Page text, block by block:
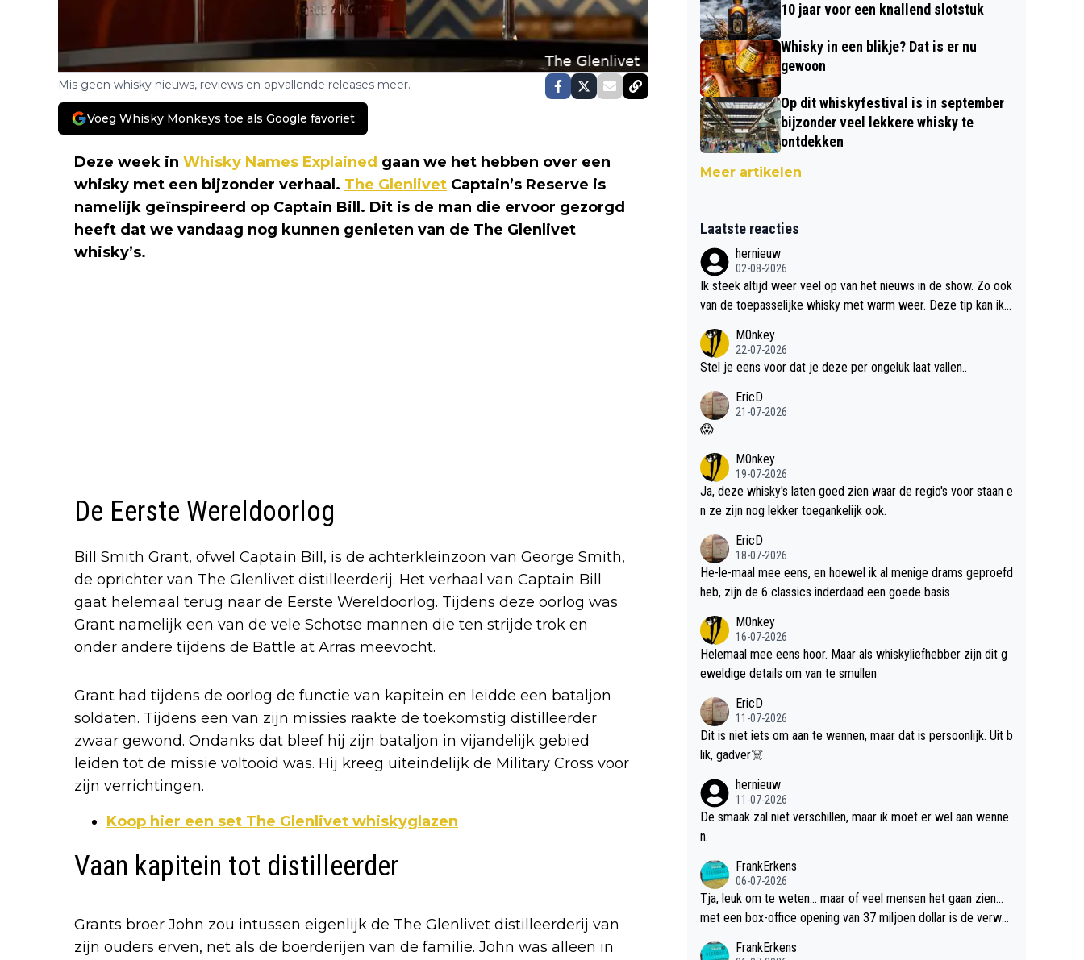
Mis geen whisky nieuws, reviews en opvallende releases meer.
Voeg Whisky Monkeys toe als Google favoriet
Deze week in Whisky Names Explained gaan we het hebben over een
whisky met een bijzonder verhaal. The Glenlivet Captain’s Reserve is
namelijk geïnspireerd op Captain Bill. Dit is de man die ervoor gezorgd
heeft dat we vandaag nog kunnen genieten van de The Glenlivet
whisky’s.
De Eerste Wereldoorlog
Bill Smith Grant, ofwel Captain Bill, is de achterkleinzoon van George Smith,
de oprichter van The Glenlivet distilleerderij. Het verhaal van Captain Bill
gaat helemaal terug naar de Eerste Wereldoorlog. Tijdens deze oorlog was
Grant namelijk een van de vele Schotse mannen die ten strijde trok en
onder andere tijdens de Battle at Arras meevocht.
Grant had tijdens de oorlog de functie van kapitein en leidde een bataljon
soldaten. Tijdens een van zijn missies raakte de toekomstig distilleerder
zwaar gewond. Ondanks dat bleef hij zijn bataljon in vijandelijk gebied
leiden tot de missie voltooid was. Hij kreeg uiteindelijk de Military Cross voor
zijn verrichtingen.
Koop hier een set The Glenlivet whiskyglazen
Vaan kapitein tot distilleerder
Grants broer John zou intussen eigenlijk de The Glenlivet distilleerderij van
zijn ouders erven, net als de boerderijen van de familie. John was alleen in
10 jaar voor een knallend slotstuk
Whisky in een blikje? Dat is er nu
gewoon
Op dit whiskyfestival is in september
bijzonder veel lekkere whisky te
ontdekken
Meer artikelen
Laatste reacties
hernieuw
02-08-2026
Ik steek altijd weer veel op van het nieuws in de show. Zo ook
van de toepasselijke whisky met warm weer. Deze tip kan ik
M0nkey
22-07-2026
Stel je eens voor dat je deze per ongeluk laat vallen..
EricD
21-07-2026
😱
M0nkey
19-07-2026
Ja, deze whisky's laten goed zien waar de regio's voor staan e
n ze zijn nog lekker toegankelijk ook.
EricD
18-07-2026
He-le-maal mee eens, en hoewel ik al menige drams geproefd
heb, zijn de 6 classics inderdaad een goede basis
M0nkey
16-07-2026
Helemaal mee eens hoor. Maar als whiskyliefhebber zijn dit g
eweldige details om van te smullen
EricD
11-07-2026
Dit is niet iets om aan te wennen, maar dat is persoonlijk. Uit b
lik, gadver☠️
hernieuw
11-07-2026
De smaak zal niet verschillen, maar ik moet er wel aan wenne
n.
FrankErkens
06-07-2026
Tja, leuk om te weten... maar of veel mensen het gaan zien...
met een box-office opening van 37 miljoen dollar is de verwa
FrankErkens